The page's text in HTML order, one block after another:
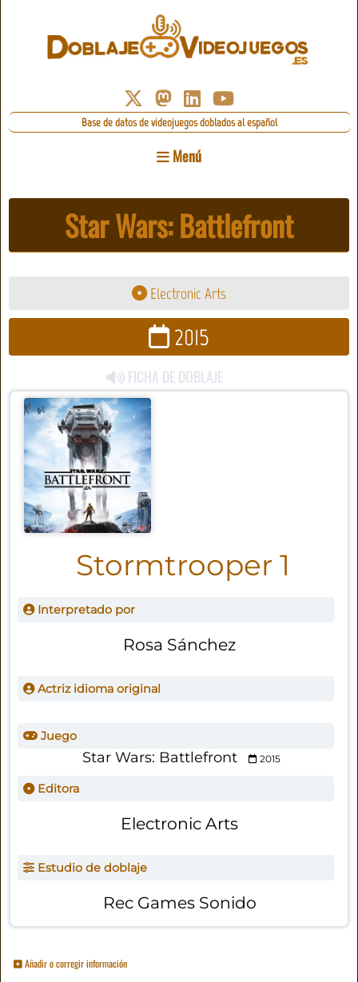
Base de datos de videojuegos doblados al español
Menú
Star Wars: Battlefront
Electronic Arts
2015
FICHA DE DOBLAJE
Stormtrooper 1
Interpretado por
Rosa Sánchez
Actriz idioma original
Juego
Star Wars: Battlefront 2015
Editora
Electronic Arts
Estudio de doblaje
Rec Games Sonido
Añadir o corregir información